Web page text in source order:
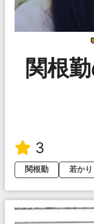
関根
3
関根勤
若か